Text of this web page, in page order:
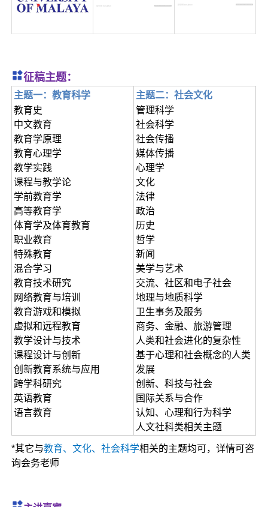
征稿主题：
主题一：教育科学
教育史
中文教育
教育学原理
教育心理学
教学实践
课程与教学论
学前教育学
高等教育学
体育学及体育教育
职业教育
特殊教育
混合学习
教育技术研究
网络教育与培训
教育游戏和模拟
虚拟和远程教育
教学设计与技术
课程设计与创新
创新教育系统与应用
跨学科研究
英语教育
语言教育
主题二：社会文化
管理科学
社会科学
社会传播
媒体传播
心理学
文化
法律
政治
历史
哲学
新闻
美学与艺术
交流、社区和电子社会
地理与地质科学
卫生事务及服务
商务、金融、旅游管理
人类和社会进化的复杂性
基于心理和社会概念的人类
发展
创新、科技与社会
国际关系与合作
认知、心理和行为科学
人文社科类相关主题
*其它与教育、文化、社会科学相关的主题均可，详情可咨
询会务老师